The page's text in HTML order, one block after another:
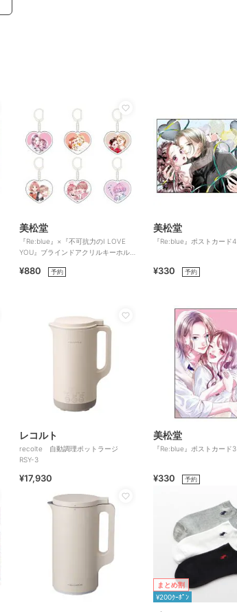
美松堂
『Re:blue』×『不可抗力のI LOVE
YOU』ブラインドアクリルキーホル
¥880 予約
美松堂
『Re:blue』ポストカード4
¥330 予約
レコルト
recolte 自動調理ポットラージ
RSY-3
¥17,930
美松堂
『Re:blue』ポストカード3
¥330 予約
まとめ割
¥200ｸｰﾎﾟﾝ